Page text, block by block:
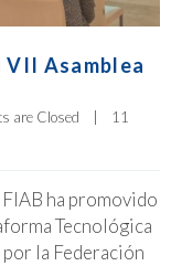
VII Asamblea
are Closed
11
ha promovido
Tecnológica
la Federación